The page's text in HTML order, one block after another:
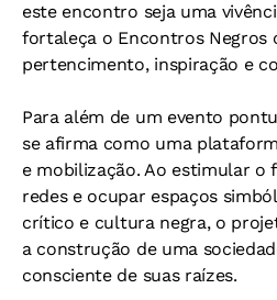
este encontro seja uma
fortaleça o Encontros Negros
pertencimento, inspiração e
Para além de um evento
se afirma como uma
e mobilização. Ao estimular o
redes e ocupar espaços
crítico e cultura negra, o
a construção de uma
consciente de suas raízes.